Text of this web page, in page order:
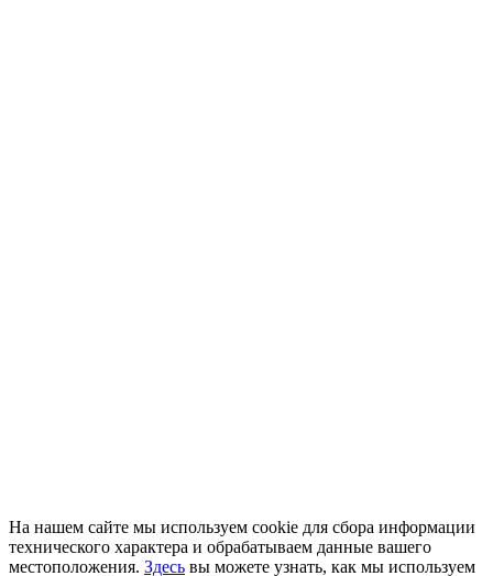
На нашем сайте мы используем cookie для сбора информации
технического характера и обрабатываем данные вашего
местоположения. Здесь вы можете узнать, как мы используем